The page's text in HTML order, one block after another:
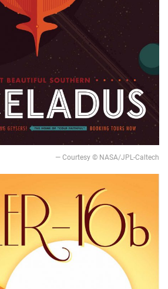
— Courtesy © NASA/JPL-Caltech